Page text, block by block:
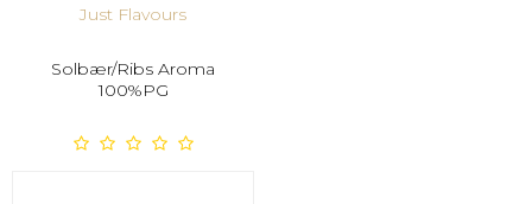
Just Flavours
Solbær/Ribs Aroma
100%PG